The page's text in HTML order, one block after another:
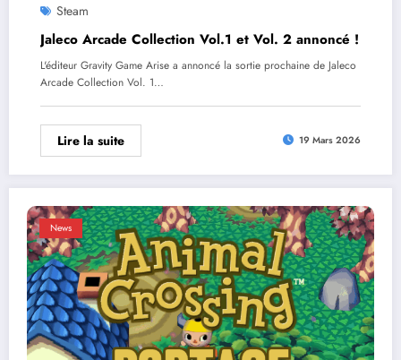
Steam
Jaleco Arcade Collection Vol.1 et Vol. 2 annoncé !
L'éditeur Gravity Game Arise a annoncé la sortie prochaine de Jaleco
Arcade Collection Vol. 1…
Lire la suite 19 Mars 2026
News